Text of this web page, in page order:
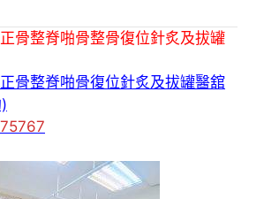
骨整脊啪骨整骨復位針炙及拔罐
骨整脊啪骨復位針炙及拔罐醫舘